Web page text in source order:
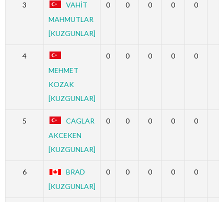
3
VAHİT
MAHMUTLAR
[KUZGUNLAR]
0 0 0 0 0
4
MEHMET
KOZAK
[KUZGUNLAR]
0 0 0 0 0
5
CAGLAR
AKCEKEN
[KUZGUNLAR]
0 0 0 0 0
6
BRAD
[KUZGUNLAR]
0 0 0 0 0